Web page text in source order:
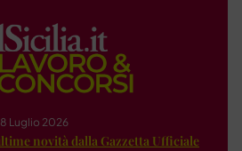
Luglio 2026
novità dalla Gazzetta Ufficiale